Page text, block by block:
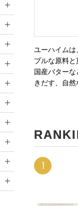
ユーハイム
プルな原料と
国産バター
きだす、自
1